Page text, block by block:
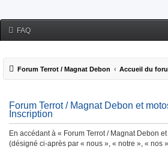
FAQ
Forum Terrot / Magnat Debon Accueil du
Forum Terrot / Magnat Debon et
Inscription
En accédant à « Forum Terrot / Magnat Debon
(désigné ci-après par « nous », « notre », « nos